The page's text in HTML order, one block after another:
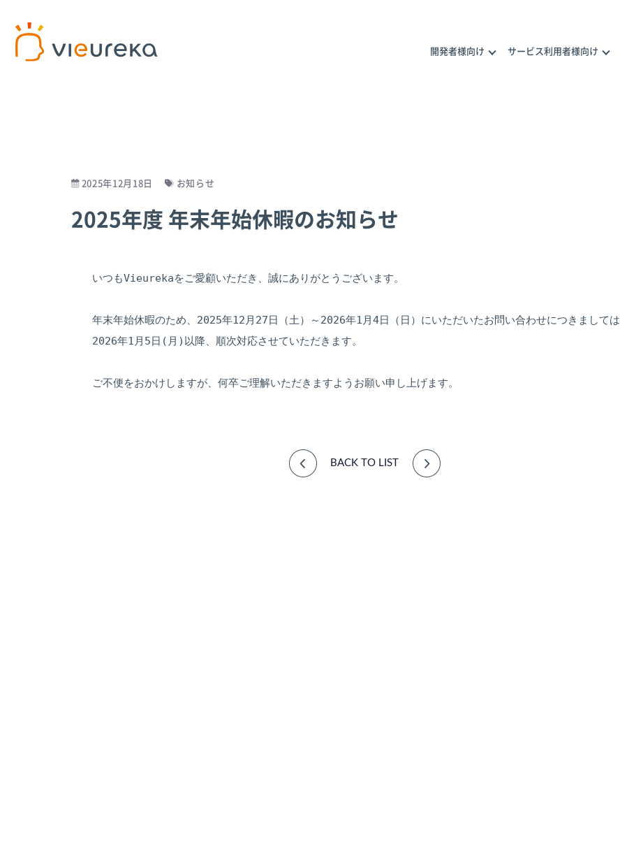
開発者様向け サービス利用者様向け
プラットフォームサービス
Vieureka Manager
スターターキット
パートナー一覧
パートナー商品
介護施設
オフィス
倉庫
2025年12月18日 お知らせ
2025年度 年末年始休暇のお知らせ
いつもVieurekaをご愛顧いただき、誠にありがとうございます。
年末年始休暇のため、2025年12月27日（土）～2026年1月4日（日）にいただいたお問い合わせにつきましては
2026年1月5日(月)以降、順次対応させていただきます。
ご不便をおかけしますが、何卒ご理解いただきますようお願い申し上げます。
BACK TO LIST